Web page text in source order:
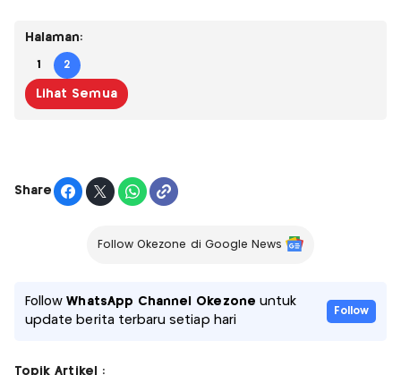
Halaman:
1 2
Lihat Semua
Share
Follow Okezone di Google News
FollowWhatsApp Channel Okezone untuk
update berita terbaru setiap hari
Follow
Topik Artikel :